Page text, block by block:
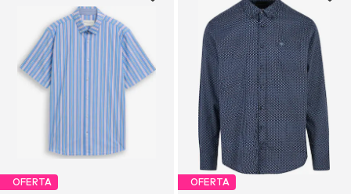
OFERTA OFERTA